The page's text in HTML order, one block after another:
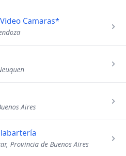
Camaras*
Aires
Provincia de Buenos Aires